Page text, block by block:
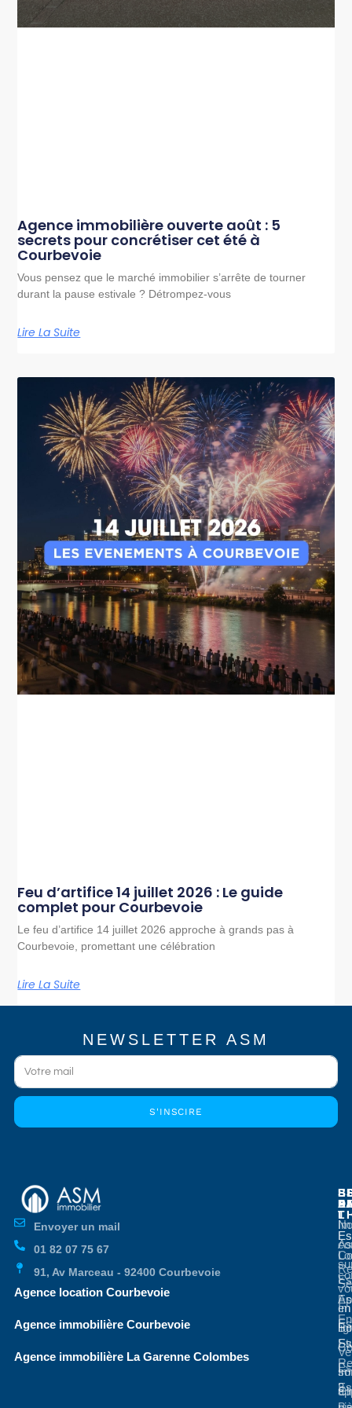
Agence immobilière ouverte août : 5
secrets pour concrétiser cet été à
Courbevoie
Vous pensez que le marché immobilier s’arrête de tourner
durant la pause estivale ? Détrompez-vous
Lire La Suite
Feu d’artifice 14 juillet 2026 : Le guide
complet pour Courbevoie
Le feu d’artifice 14 juillet 2026 approche à grands pas à
Courbevoie, promettant une célébration
Lire La Suite
NEWSLETTER ASM
S'INSCIRE
Envoyer un mail
01 82 07 75 67
91, Av Marceau - 92400 Courbevoie
Agence location Courbevoie
Agence immobilière Courbevoie
Agence immobilière La Garenne Colombes
3
en